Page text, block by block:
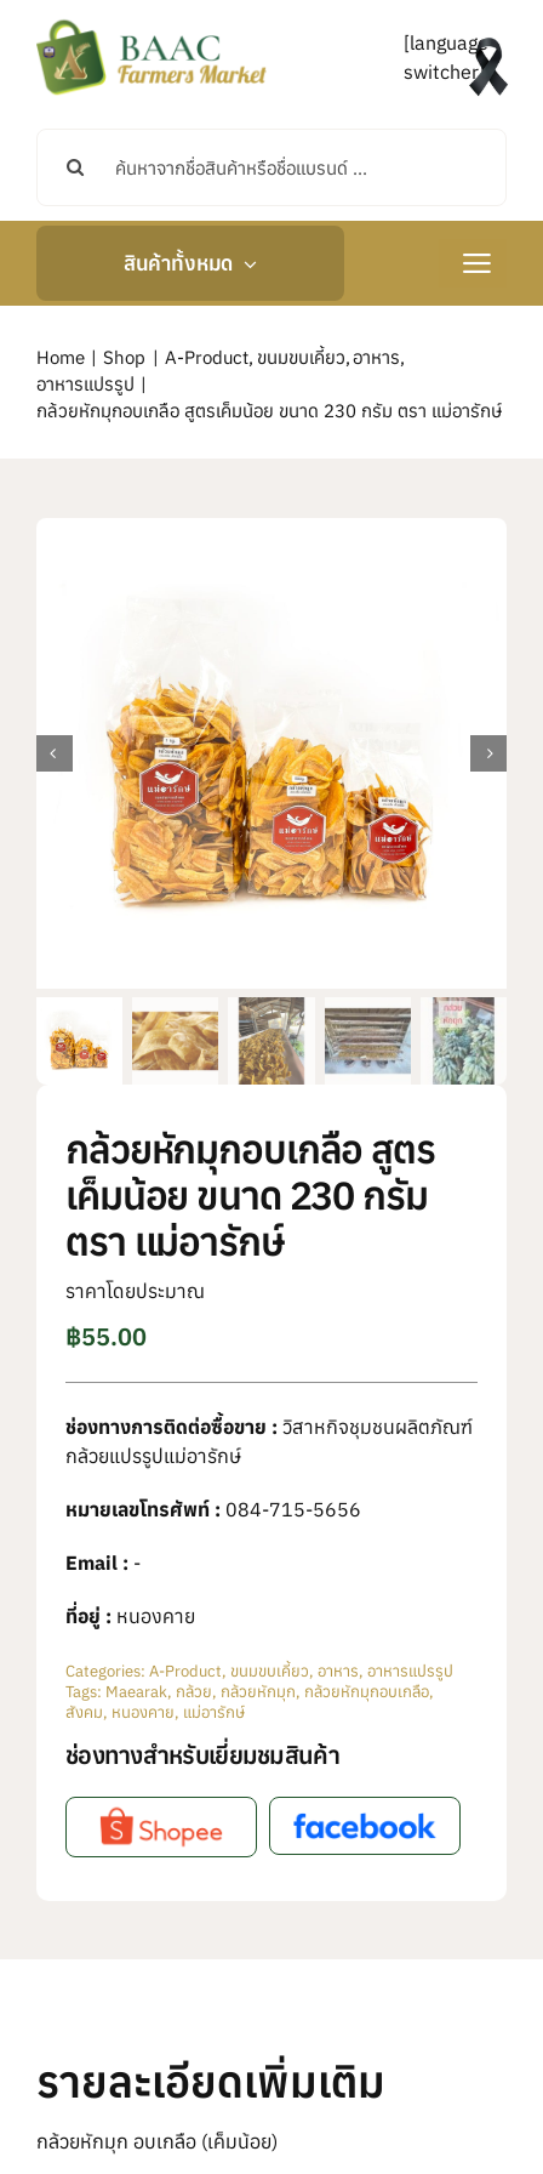
content
[language-
switcher]
สินค้าทั้งหมด
Toggle
เกี่ยวกับเรา
คำถามที่พบบ่อย
Home Shop A-Product ขนมขบเคี้ยว อาหาร
อาหารแปรรูป
กล้วยหักมุกอบเกลือ สูตรเค็มน้อย ขนาด 230 กรัม ตรา แม่อารักษ์
กล้วยหักมุกอบเกลือ สูตร
เค็มน้อย ขนาด 230 กรัม
ตรา แม่อารักษ์
ราคาโดยประมาณ
฿55.00
ช่องทางการติดต่อซื้อขาย : วิสาหกิจชุมชนผลิตภัณฑ์
กล้วยแปรรูปแม่อารักษ์
หมายเลขโทรศัพท์ : 084-715-5656
Email : -
ที่อยู่ : หนองคาย
Categories: A-Product, ขนมขบเคี้ยว, อาหาร, อาหารแปรรูป
Tags: Maearak, กล้วย, กล้วยหักมุก, กล้วยหักมุกอบเกลือ,
สังคม, หนองคาย, แม่อารักษ์
ช่องทางสำหรับเยี่ยมชมสินค้า
รายละเอียดเพิ่มเติม
กล้วยหักมุก อบเกลือ (เค็มน้อย)